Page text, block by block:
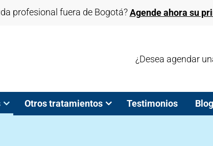
profesional fuera de Bogotá?Agende ahora su
¿Desea agendar
Otros tratamientos Testimonios Blog